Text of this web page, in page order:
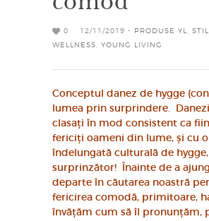
0 12/11/2019 - PRODUSE YL
WELLNESS
YOUNG LIVING
Conceptul danez de hygge
lumea prin surprindere.
clasați în mod consistent ca
fericiți oameni din lume, și cu
îndelungată culturală de
surprinzător! Înainte de a
departe în căutarea noastră
fericirea comodă, primitoare,
învățăm cum să îl pronunțăm,